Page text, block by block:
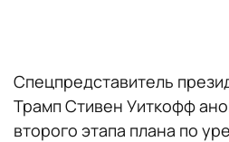
Спецпредставитель
Трамп Стивен Уиткофф
второго этапа плана по